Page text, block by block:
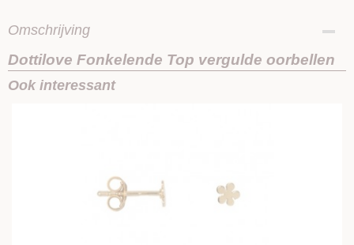
Omschrijving
Dottilove Fonkelende Top vergulde oorbellen
Ook interessant